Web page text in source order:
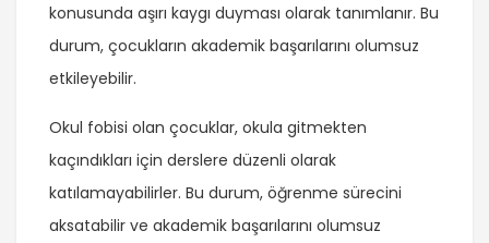
konusunda aşırı kaygı duyması olarak tanımlanır. Bu
durum, çocukların akademik başarılarını olumsuz
etkileyebilir.
Okul fobisi olan çocuklar, okula gitmekten
kaçındıkları için derslere düzenli olarak
katılamayabilirler. Bu durum, öğrenme sürecini
aksatabilir ve akademik başarılarını olumsuz